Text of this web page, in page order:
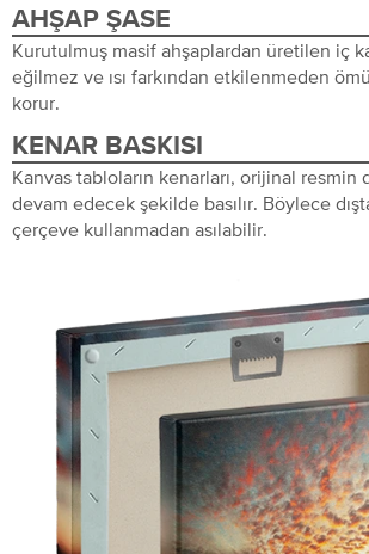
AHŞAP ŞASE
Kurutulmuş masif ahşaplardan üretilen iç
eğilmez ve ısı farkından etkilenmeden
korur.
KENAR BASKISI
Kanvas tabloların kenarları, orijinal resmin
devam edecek şekilde basılır. Böylece
çerçeve kullanmadan asılabilir.